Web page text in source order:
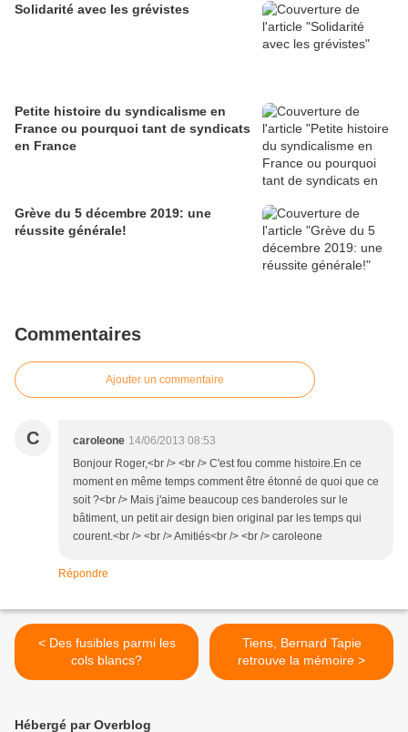
Solidarité avec les grévistes
Petite histoire du syndicalisme en
France ou pourquoi tant de syndicats
en France
Grève du 5 décembre 2019: une
réussite générale!
Commentaires
Ajouter un commentaire
C caroleone 14/06/2013 08:53
Bonjour Roger,<br /> <br /> C'est fou comme histoire.En ce
moment en même temps comment être étonné de quoi que ce
soit ?<br /> Mais j'aime beaucoup ces banderoles sur le
bâtiment, un petit air design bien original par les temps qui
courent.<br /> <br /> Amitiés<br /> <br /> caroleone
Répondre
< Des fusibles parmi les
cols blancs?
Tiens, Bernard Tapie
retrouve la mémoire >
Hébergé par Overblog